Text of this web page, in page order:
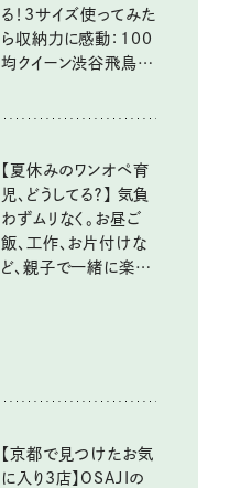
る！3サイズ使ってみた
ら収納力に感動：100
均クイーン渋谷飛鳥の
【夏休みのワンオペ育
児、どうしてる？】 気負
わずムリなく。お昼ご
飯、工作、お片付けな
ど、親子で一緒に楽し
【京都で見つけたお気
に入り3店】OSAJIの